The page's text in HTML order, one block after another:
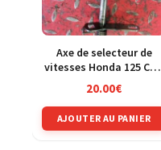
Axe de selecteur de
vitesses Honda 125 CRM
jd13a
20.00€
AJOUTER AU PANIER